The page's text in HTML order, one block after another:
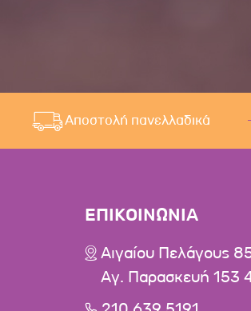
Αποστολή πανελλαδικά
ΕΠΙΚΟΙΝΩΝΙΑ
Αιγαίου Πελάγους
Αγ. Παρασκευή 153